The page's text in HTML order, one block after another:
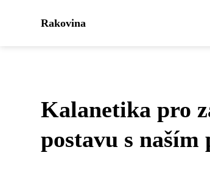
Rakovina
Kalanetika pro
postavu s naším